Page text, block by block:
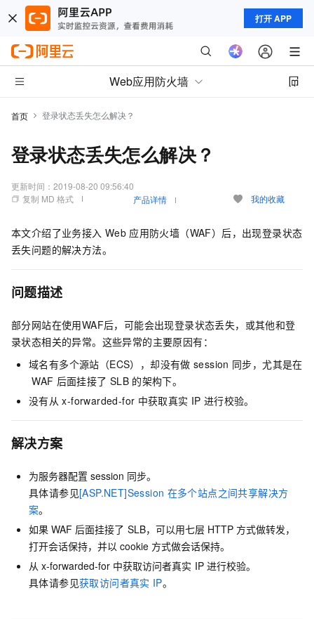
打开 APP
Web应用防火墙
首页 登录状态丢失怎么解决？
登录状态丢失怎么解决？
更新时间： 2019-08-20 09:56:40
复制 MD 格式
产品详情 我的收藏
本文介绍了业务接入 Web 应用防火墙（WAF）后，出现登录状态
丢失问题的解决方法。
问题描述
部分网站在使用WAF后，可能会出现登录状态丢失，或其他和登
录状态相关的异常。这些异常的主要原因有：
域名有多个源站（ECS），却没有做 session 同步，尤其是在
WAF 后面挂接了 SLB 的架构下。
没有从 x-forwarded-for 中获取真实 IP 进行校验。
解决方案
为服务器配置 session 同步。
具体请参见[ASP.NET]Session 在多个站点之间共享解决方
案。
如果 WAF 后面挂接了 SLB，可以用七层 HTTP 方式做转发，
打开会话保持，并以 cookie 方式做会话保持。
从 x-forwarded-for 中获取访问者真实 IP 进行校验。
具体请参见获取访问者真实 IP。